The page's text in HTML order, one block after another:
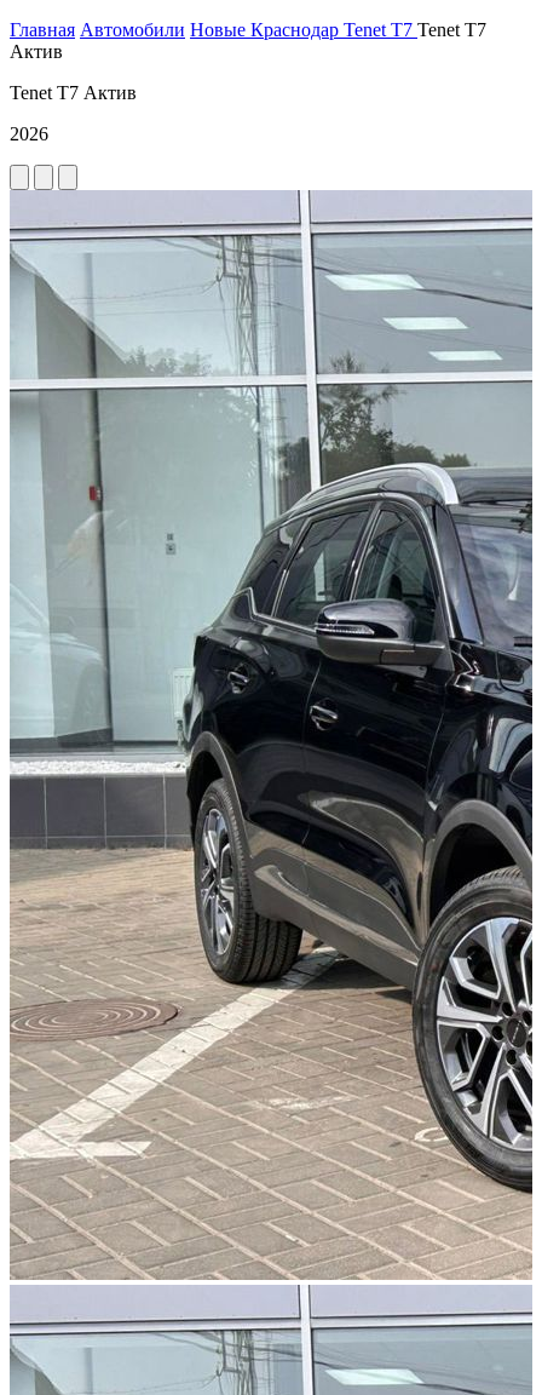
Главная Автомобили Новые Краснодар Tenet T7 Tenet T7
Актив
Tenet T7 Актив
2026